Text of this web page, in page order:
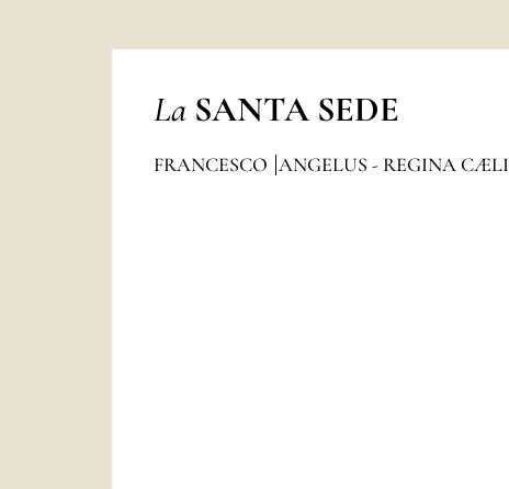
La SANTA SEDE
FRANCESCO ANGELUS - REGINA CÆLI